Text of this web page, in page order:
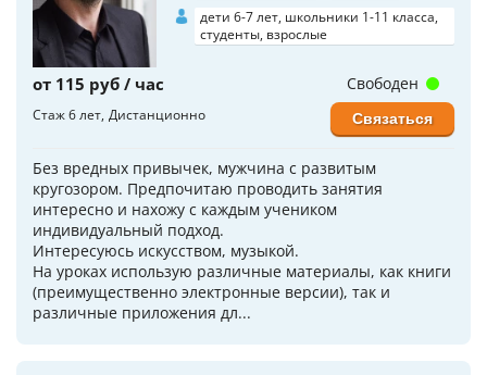
дети 6-7 лет, школьники 1-11 класса,
студенты, взрослые
от 115 руб / час
Стаж 6 лет Дистанционно
Без вредных привычек, мужчина с развитым
кругозором. Предпочитаю проводить занятия
интересно и нахожу с каждым учеником
индивидуальный подход.
Интересуюсь искусством, музыкой.
На уроках использую различные материалы, как книги
(преимущественно электронные версии), так и
различные приложения дл...
Свободен
Связаться